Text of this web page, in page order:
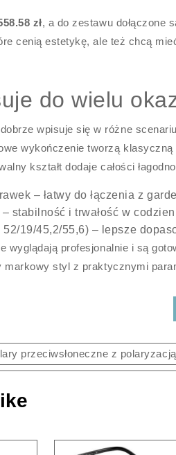
zł, a do zestawu dołączone
cenią estetykę, ale też chcą
do wielu
wpisuje się w różne
wykończenie tworzą
kształt dodaje całości
– łatwy do łączenia z
stabilność i trwałość w
19/45,2/55,6) – lepsze
wyglądają profesjonalnie i są
markowy styl z praktycznymi
przeciwsłoneczne z polaryzacją